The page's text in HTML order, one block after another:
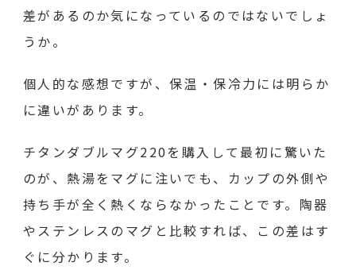
差があるのか気になっているのではないでしょ
うか。
個人的な感想ですが、保温・保冷力には明らか
に違いがあります。
チタンダブルマグ220を購入して最初に驚いた
のが、熱湯をマグに注いでも、カップの外側や
持ち手が全く熱くならなかったことです。陶器
やステンレスのマグと比較すれば、この差はす
ぐに分かります。